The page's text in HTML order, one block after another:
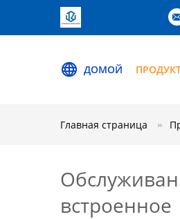
ДОМОЙ
Главная страница
встроенное